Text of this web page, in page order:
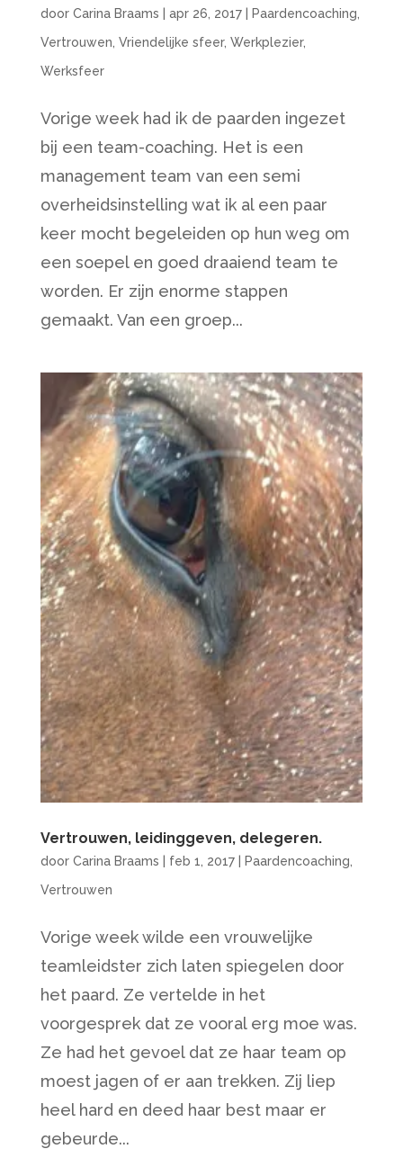
door Carina Braams apr 26, 2017| Paardencoaching
Vertrouwen Vriendelijke sfeer, Werkplezier,
Werksfeer
Vorige week had ik de paarden ingezet
bij een team-coaching. Het is een
management team van een semi
overheidsinstelling wat ik al een paar
keer mocht begeleiden op hun weg om
een soepel en goed draaiend team te
worden. Er zijn enorme stappen
gemaakt. Van een groep...
Vertrouwen, leidinggeven, delegeren.
door Carina Braams feb 1, 2017| Paardencoaching
Vertrouwen
Vorige week wilde een vrouwelijke
teamleidster zich laten spiegelen door
het paard. Ze vertelde in het
voorgesprek dat ze vooral erg moe was.
Ze had het gevoel dat ze haar team op
moest jagen of er aan trekken. Zij liep
heel hard en deed haar best maar er
gebeurde...